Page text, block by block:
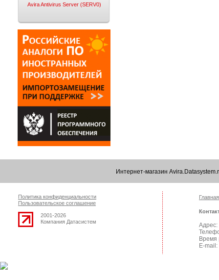
Avira Antivirus Server (SERV0)
Интернет-магазин
Политика конфиденциальности
Пользовательское соглашение
2001-2026
Компания Датасистем
Главная
Адрес:
Время
E-